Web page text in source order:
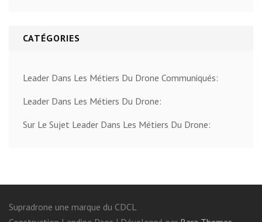
CATÉGORIES
Leader Dans Les Métiers Du Drone Communiqués:
Leader Dans Les Métiers Du Drone:
Sur Le Sujet Leader Dans Les Métiers Du Drone:
Supradrone une marque du CDCL